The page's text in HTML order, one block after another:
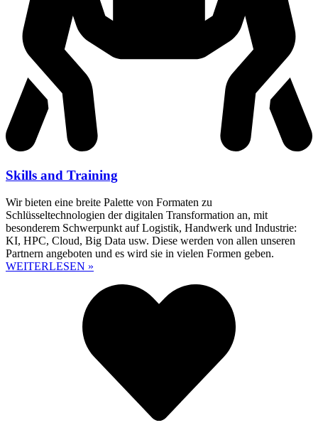
Skills and Training
Wir bieten eine breite Palette von Formaten zu
Schlüsseltechnologien der digitalen Transformation an, mit
besonderem Schwerpunkt auf Logistik, Handwerk und Industrie:
KI, HPC, Cloud, Big Data usw. Diese werden von allen unseren
Partnern angeboten und es wird sie in vielen Formen geben.
WEITERLESEN »